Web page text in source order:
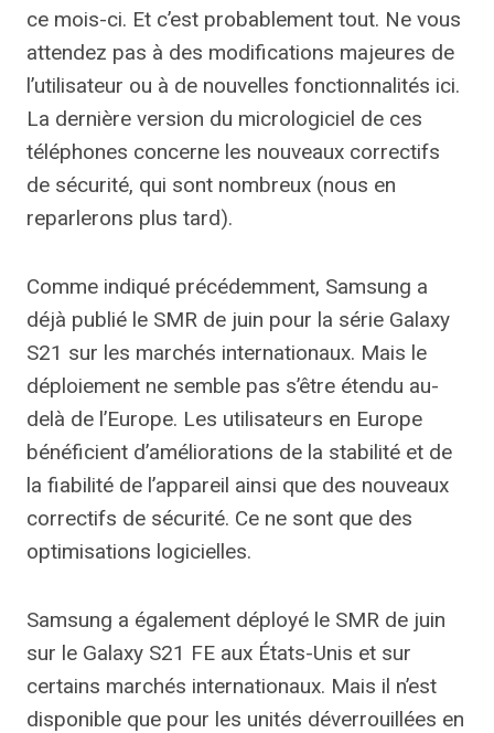
ce mois-ci. Et c’est probablement tout. Ne vous
attendez pas à des modifications majeures de
l’utilisateur ou à de nouvelles fonctionnalités ici.
La dernière version du micrologiciel de ces
téléphones concerne les nouveaux correctifs
de sécurité, qui sont nombreux (nous en
reparlerons plus tard).
Comme indiqué précédemment, Samsung a
déjà publié le SMR de juin pour la série Galaxy
S21 sur les marchés internationaux. Mais le
déploiement ne semble pas s’être étendu au-
delà de l’Europe. Les utilisateurs en Europe
bénéficient d’améliorations de la stabilité et de
la fiabilité de l’appareil ainsi que des nouveaux
correctifs de sécurité. Ce ne sont que des
optimisations logicielles.
Samsung a également déployé le SMR de juin
sur le Galaxy S21 FE aux États-Unis et sur
certains marchés internationaux. Mais il n’est
disponible que pour les unités déverrouillées en